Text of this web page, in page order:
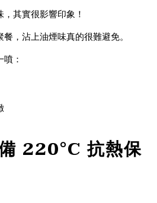
其實很影響印象！
，沾上油煙味真的很難避免。
：
220°C 抗熱保